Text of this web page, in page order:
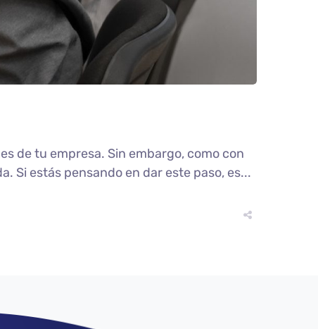
de tu empresa. Sin embargo, como con
Si estás pensando en dar este paso, es...